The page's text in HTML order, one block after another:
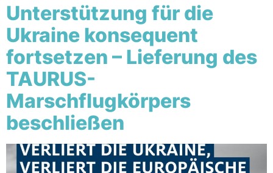
Unterstützung für die
Ukraine konsequent
fortsetzen – Lieferung des
TAURUS-
Marschflugkörpers
beschließen